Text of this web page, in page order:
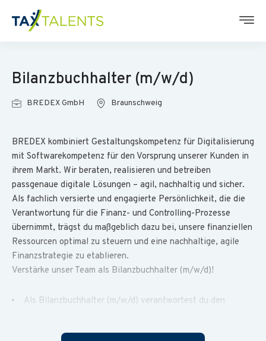
Bilanzbuchhalter (m/w/d)
BREDEX GmbH Braunschweig
BREDEX kombiniert Gestaltungskompetenz für Digitalisierung
mit Softwarekompetenz für den Vorsprung unserer Kunden in
ihrem Markt. Wir beraten, realisieren und betreiben
passgenaue digitale Lösungen – agil, nachhaltig und sicher.
Als fachlich versierte und engagierte Persönlichkeit, die die
Verantwortung für die Finanz- und Controlling-Prozesse
übernimmt, trägst du maßgeblich dazu bei, unsere finanziellen
Ressourcen optimal zu steuern und eine nachhaltige, agile
Finanzstrategie zu etablieren.
Verstärke unser Team als Bilanzbuchhalter (m/w/d)!
Als Bilanzbuchhalter (m/w/d) verantwortest du den